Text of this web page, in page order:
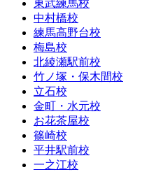
東武練馬校
中村橋校
練馬高野台校
梅島校
北綾瀬駅前校
竹ノ塚・保木間校
立石校
金町・水元校
お花茶屋校
篠崎校
平井駅前校
一之江校